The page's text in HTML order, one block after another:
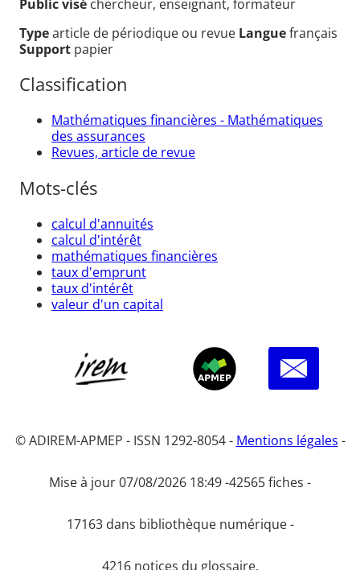
Public visé chercheur, enseignant, formateur
Typearticle de périodique ou revue Languefrançais
Support papier
Classification
Mathématiques financières - Mathématiques
des assurances
Revues, article de revue
Mots-clés
calcul d'annuités
calcul d'intérêt
mathématiques financières
taux d'emprunt
taux d'intérêt
valeur d'un capital
© ADIREM-APMEP - ISSN 1292-8054 - Mentions légales -
Mise à jour 07/08/2026 18:49 -42565 fiches -
17163 dans bibliothèque numérique -
4216 notices du glossaire.